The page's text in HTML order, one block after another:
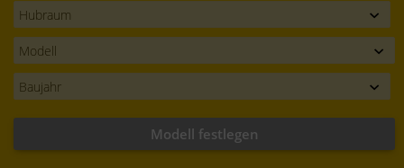
Modell festlegen